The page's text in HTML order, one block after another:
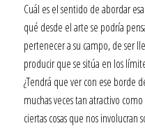
Cuál es el sentido de abordar
qué desde el arte se podría
pertenecer a su campo, de ser
producir que se sitúa en los
¿Tendrá que ver con ese borde
muchas veces tan atractivo
ciertas cosas que nos